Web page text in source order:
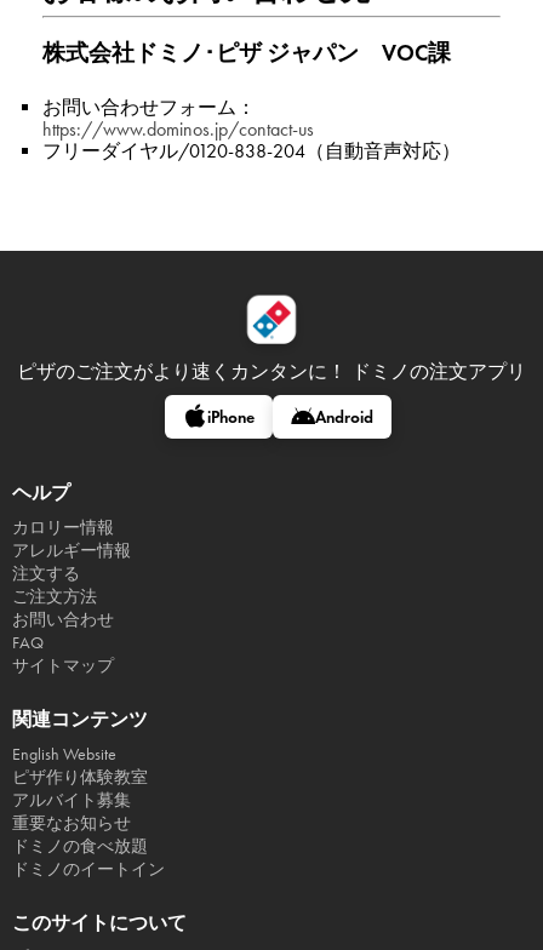
株式会社ドミノ･ピザ ジャパン VOC課
お問い合わせフォーム：
https://www.dominos.jp/contact-us
フリーダイヤル/0120-838-204（自動音声対応）
ピザのご注文がより速くカンタンに！ ドミノの注文アプリ
iPhone Android
ヘルプ
カロリー情報
アレルギー情報
注文する
ご注文方法
お問い合わせ
FAQ
サイトマップ
関連コンテンツ
English Website
ピザ作り体験教室
アルバイト募集
重要なお知らせ
ドミノの食べ放題
ドミノのイートイン
このサイトについて